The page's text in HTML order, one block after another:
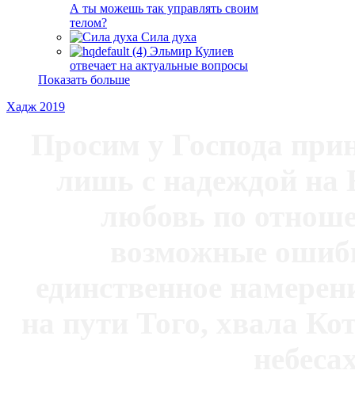
А ты можешь так управлять своим
телом?
Сила духа
Эльмир Кулиев
отвечает на актуальные вопросы
Показать больше
Хадж 2019